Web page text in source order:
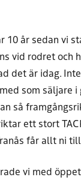
10 år sedan vi
vid rodret och
det är idag.
som säljare
så
ett stort
får allt ni
vi med